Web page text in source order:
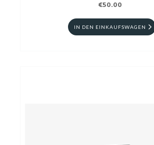
€50.00
IN DEN EINKAUFSWAGEN